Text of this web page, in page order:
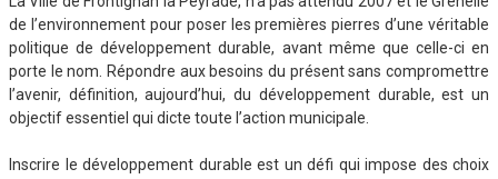
de l’environnement pour poser les premières pierres d’une véritable
politique de développement durable, avant même que celle-ci en
porte le nom. Répondre aux besoins du présent sans compromettre
l’avenir, définition, aujourd’hui, du développement durable, est un
objectif essentiel qui dicte toute l’action municipale.
Inscrire le développement durable est un défi qui impose des choix